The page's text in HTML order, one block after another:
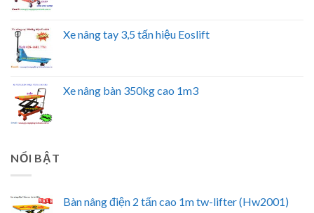
Xe nâng tay 3,5 tấn hiệu Eoslift
Xe nâng bàn 350kg cao 1m3
NỔI BẬT
Bàn nâng điện 2 tấn cao 1m tw-lifter (Hw2001)